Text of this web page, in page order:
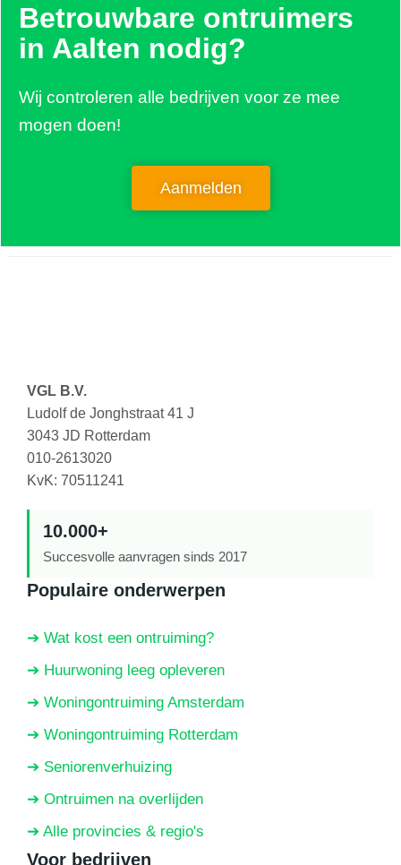
Betrouwbare ontruimers
in Aalten nodig?
Wij controleren alle bedrijven voor ze mee
mogen doen!
Aanmelden
VGL B.V.
Ludolf de Jonghstraat 41 J
3043 JD Rotterdam
010-2613020
KvK: 70511241
10.000+
Succesvolle aanvragen sinds 2017
Populaire onderwerpen
➔ Wat kost een ontruiming?
➔ Huurwoning leeg opleveren
➔ Woningontruiming Amsterdam
➔ Woningontruiming Rotterdam
➔ Seniorenverhuizing
➔ Ontruimen na overlijden
➔ Alle provincies & regio's
Voor bedrijven